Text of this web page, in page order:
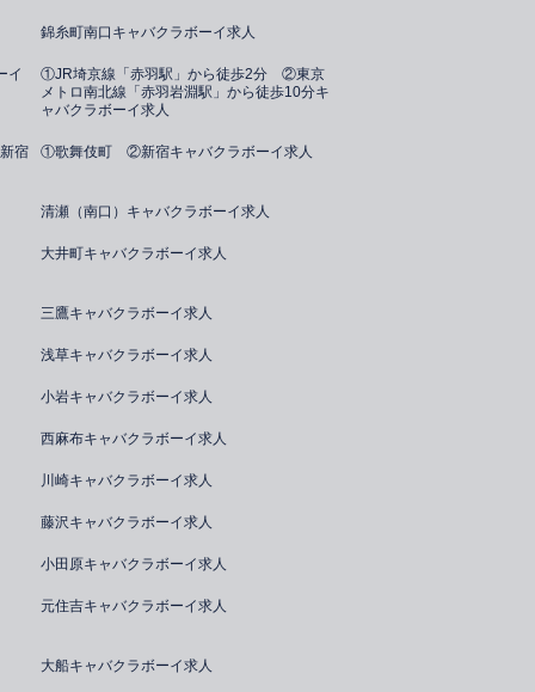
錦糸町南口キャバクラボーイ求人
イ
①JR埼京線「赤羽駅」から徒歩2分 ②東京
メトロ南北線「赤羽岩淵駅」から徒歩10分キ
ャバクラボーイ求人
宿
①歌舞伎町 ②新宿キャバクラボーイ求人
清瀬（南口）キャバクラボーイ求人
大井町キャバクラボーイ求人
三鷹キャバクラボーイ求人
浅草キャバクラボーイ求人
小岩キャバクラボーイ求人
西麻布キャバクラボーイ求人
川崎キャバクラボーイ求人
藤沢キャバクラボーイ求人
小田原キャバクラボーイ求人
元住吉キャバクラボーイ求人
大船キャバクラボーイ求人